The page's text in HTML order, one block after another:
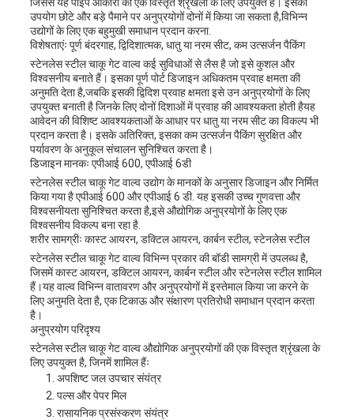
उपयोग छोटे और बड़े पैमाने पर अनुप्रयोगों दोनों में किया जा सकता है,विभिन्न
उद्योगों के लिए एक बहुमुखी समाधान प्रदान करना.
विशेषताएंः पूर्ण बंदरगाह, द्विदिशात्मक, धातु या नरम सीट, कम उत्सर्जन पैकिंग
स्टेनलेस स्टील चाकू गेट वाल्व कई सुविधाओं से लैस है जो इसे कुशल और
विश्वसनीय बनाते हैं। इसका पूर्ण पोर्ट डिजाइन अधिकतम प्रवाह क्षमता की
अनुमति देता है,जबकि इसकी द्विदिश प्रवाह क्षमता इसे उन अनुप्रयोगों के लिए
उपयुक्त बनाती है जिनके लिए दोनों दिशाओं में प्रवाह की आवश्यकता होती हैयह
आवेदन की विशिष्ट आवश्यकताओं के आधार पर धातु या नरम सीट का विकल्प भी
प्रदान करता है। इसके अतिरिक्त, इसका कम उत्सर्जन पैकिंग सुरक्षित और
पर्यावरण के अनुकूल संचालन सुनिश्चित करता है।
डिजाइन मानकः एपीआई 600, एपीआई 6डी
स्टेनलेस स्टील चाकू गेट वाल्व उद्योग के मानकों के अनुसार डिजाइन और निर्मित
किया गया है एपीआई 600 और एपीआई 6 डी. यह इसकी उच्च गुणवत्ता और
विश्वसनीयता सुनिश्चित करता है,इसे औद्योगिक अनुप्रयोगों के लिए एक
विश्वसनीय विकल्प बना रहा है.
शरीर सामग्रीः कास्ट आयरन, डक्टिल आयरन, कार्बन स्टील, स्टेनलेस स्टील
स्टेनलेस स्टील चाकू गेट वाल्व विभिन्न प्रकार की बॉडी सामग्री में उपलब्ध है,
जिसमें कास्ट आयरन, डक्टिल आयरन, कार्बन स्टील और स्टेनलेस स्टील शामिल
हैं।यह वाल्व विभिन्न वातावरण और अनुप्रयोगों में इस्तेमाल किया जा करने के
लिए अनुमति देता है, एक टिकाऊ और संक्षारण प्रतिरोधी समाधान प्रदान करता
है।
अनुप्रयोग परिदृश्य
स्टेनलेस स्टील चाकू गेट वाल्व औद्योगिक अनुप्रयोगों की एक विस्तृत श्रृंखला के
लिए उपयुक्त है, जिनमें शामिल हैंः
अपशिष्ट जल उपचार संयंत्र
पल्स और पेपर मिल
रासायनिक प्रसंस्करण संयंत्र